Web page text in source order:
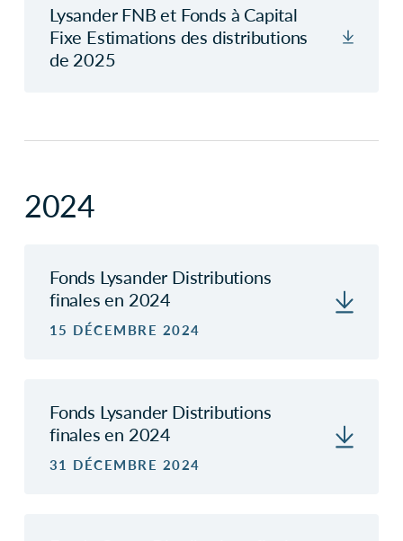
Lysander FNB et Fonds à Capital
Fixe Estimations des distributions
de 2025
2024
Fonds Lysander Distributions
finales en 2024
15 DÉCEMBRE 2024
Fonds Lysander Distributions
finales en 2024
31 DÉCEMBRE 2024